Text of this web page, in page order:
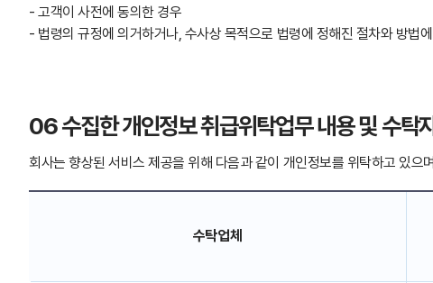
- 고객이 사전에 동의한 경우
- 법령의 규정에 의거하거나, 수사상 목적으로 법령에 정해진 절차와 방법
06 수집한 개인정보 취급위탁업무 내용 및 수탁
회사는 향상된 서비스 제공을 위해 다음과 같이 개인정보를 위탁하고 있
수탁업체